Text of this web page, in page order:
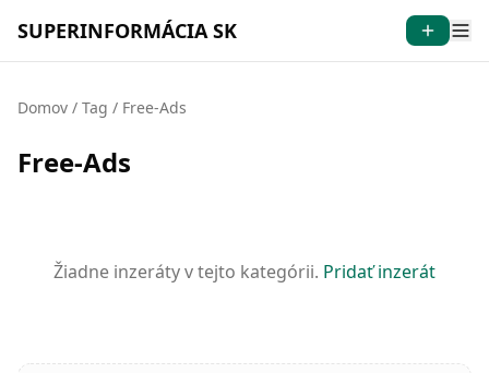
SUPERINFORMÁCIA SK
Domov / Tag / Free-Ads
Free-Ads
Žiadne inzeráty v tejto kategórii. Pridať inzerát